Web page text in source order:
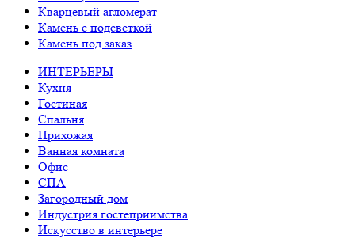
Кварцевый агломерат
Камень с подсветкой
Камень под заказ
ИНТЕРЬЕРЫ
Кухня
Гостиная
Спальня
Прихожая
Ванная комната
Офис
СПА
Загородный дом
Индустрия гостеприимства
Искусство в интерьере